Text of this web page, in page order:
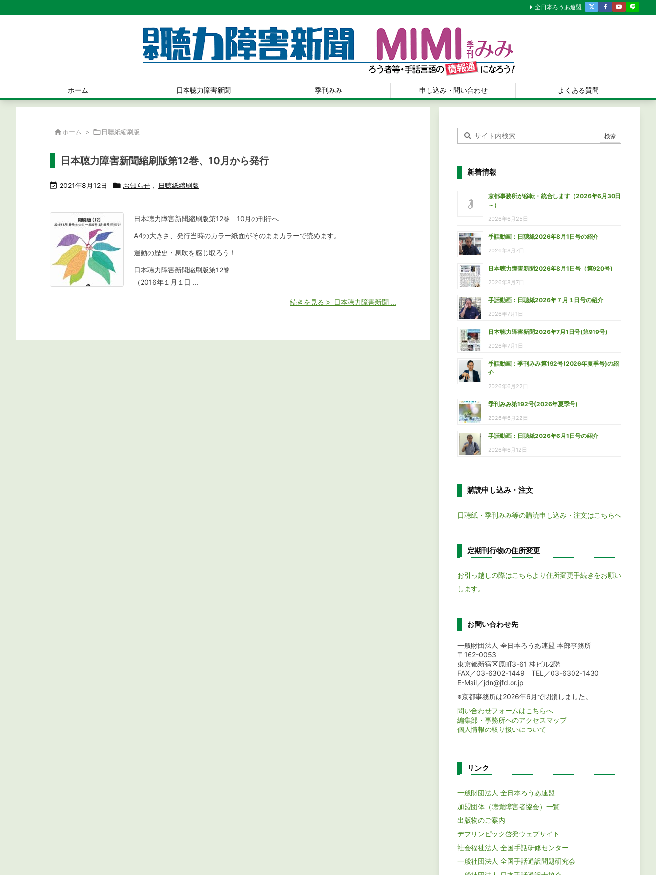
ホーム 日本聴力障害新聞 季刊みみ 申し込み・問い合わせ よくある質問
全日本ろうあ連盟
 ホーム >  日聴紙縮刷版
日本聴力障害新聞縮刷版第12巻、10月から発行
 2021年8月12日  お知らせ , 日聴紙縮刷版
日本聴力障害新聞縮刷版第12巻 10月の刊行へ
A4の大きさ、発行当時のカラー紙面がそのままカラーで読めます。
運動の歴史・息吹を感じ取ろう！
日本聴力障害新聞縮刷版第12巻
（2016年１月１日 ...
続きを見る 日本聴力障害新聞 ...
新着情報
京都事務所が移転・統合します（2026年6月30日
～）
2026年6月25日
手話動画：日聴紙2026年8月1日号の紹介
2026年8月7日
日本聴力障害新聞2026年8月1日号（第920号)
2026年8月7日
手話動画：日聴紙2026年７月１日号の紹介
2026年7月1日
日本聴力障害新聞2026年7月1日号(第919号)
2026年7月1日
手話動画：季刊みみ第192号(2026年夏季号)の紹
介
2026年6月22日
季刊みみ第192号(2026年夏季号)
2026年6月22日
手話動画：日聴紙2026年6月1日号の紹介
2026年6月12日
購読申し込み・注文
日聴紙・季刊みみ等の購読申し込み・注文はこちらへ
定期刊行物の住所変更
お引っ越しの際はこちらより住所変更手続きをお願い
します。
お問い合わせ先
一般財団法人 全日本ろうあ連盟 本部事務所
〒162-0053
東京都新宿区原町3-61 桂ビル2階
FAX／03-6302-1449 TEL／03-6302-1430
E-Mail／jdn@jfd.or.jp
※京都事務所は2026年6月で閉鎖しました。
問い合わせフォームはこちらへ
編集部・事務所へのアクセスマップ
個人情報の取り扱いについて
リンク
一般財団法人 全日本ろうあ連盟
加盟団体（聴覚障害者協会）一覧
出版物のご案内
デフリンピック啓発ウェブサイト
社会福祉法人 全国手話研修センター
一般社団法人 全国手話通訳問題研究会